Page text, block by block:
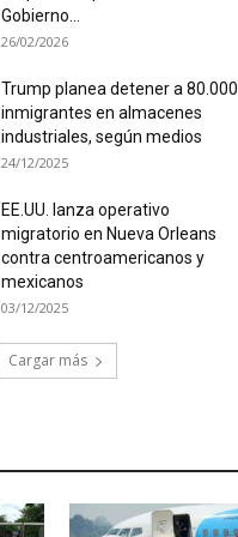
Gobierno...
26/02/2026
Trump planea detener a 80.000
inmigrantes en almacenes
industriales, según medios
24/12/2025
EE.UU. lanza operativo
migratorio en Nueva Orleans
contra centroamericanos y
mexicanos
03/12/2025
Cargar más